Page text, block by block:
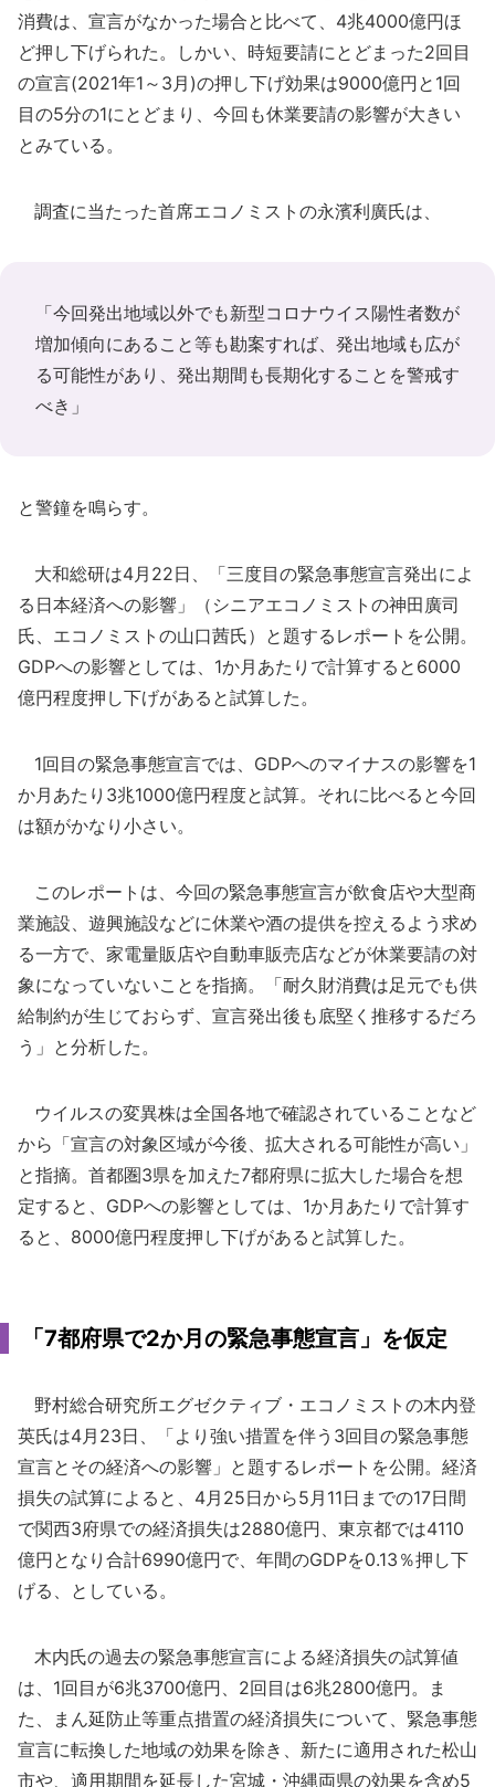
消費は、宣言がなかった場合と比べて、4兆4000億円ほ
ど押し下げられた。しかい、時短要請にとどまった2回目
の宣言(2021年1～3月)の押し下げ効果は9000億円と1回
目の5分の1にとどまり、今回も休業要請の影響が大きい
とみている。
調査に当たった首席エコノミストの永濱利廣氏は、
「今回発出地域以外でも新型コロナウイス陽性者数が
増加傾向にあること等も勘案すれば、発出地域も広が
る可能性があり、発出期間も長期化することを警戒す
べき」
と警鐘を鳴らす。
大和総研は4月22日、「三度目の緊急事態宣言発出によ
る日本経済への影響」（シニアエコノミストの神田廣司
氏、エコノミストの山口茜氏）と題するレポートを公開。
GDPへの影響としては、1か月あたりで計算すると6000
億円程度押し下げがあると試算した。
1回目の緊急事態宣言では、GDPへのマイナスの影響を1
か月あたり3兆1000億円程度と試算。それに比べると今回
は額がかなり小さい。
このレポートは、今回の緊急事態宣言が飲食店や大型商
業施設、遊興施設などに休業や酒の提供を控えるよう求め
る一方で、家電量販店や自動車販売店などが休業要請の対
象になっていないことを指摘。「耐久財消費は足元でも供
給制約が生じておらず、宣言発出後も底堅く推移するだろ
う」と分析した。
ウイルスの変異株は全国各地で確認されていることなど
から「宣言の対象区域が今後、拡大される可能性が高い」
と指摘。首都圏3県を加えた7都府県に拡大した場合を想
定すると、GDPへの影響としては、1か月あたりで計算す
ると、8000億円程度押し下げがあると試算した。
「7都府県で2か月の緊急事態宣言」を仮定
野村総合研究所エグゼクティブ・エコノミストの木内登
英氏は4月23日、「より強い措置を伴う3回目の緊急事態
宣言とその経済への影響」と題するレポートを公開。経済
損失の試算によると、4月25日から5月11日までの17日間
で関西3府県での経済損失は2880億円、東京都では4110
億円となり合計6990億円で、年間のGDPを0.13％押し下
げる、としている。
木内氏の過去の緊急事態宣言による経済損失の試算値
は、1回目が6兆3700億円、2回目は6兆2800億円。ま
た、まん延防止等重点措置の経済損失について、緊急事態
宣言に転換した地域の効果を除き、新たに適用された松山
市や、適用期間を延長した宮城・沖縄両県の効果を含め5